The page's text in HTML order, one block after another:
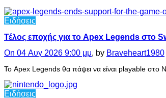
Ειδήσεις
Τέλος εποχής για το Apex Legends στο
On 04 Αυγ 2026 9:00 μμ, by Braveheart1980
Το Apex Legends θα πάψει να είναι playable στο
Ειδήσεις